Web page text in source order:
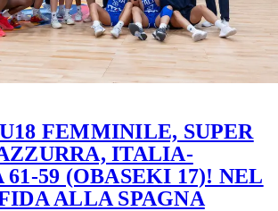
FEMMINILE, SUPER
ITALIA-
59 (OBASEKI 17)! NEL
ALLA SPAGNA